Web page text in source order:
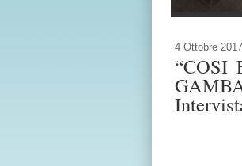
4 Ottobre 2017
“COSI